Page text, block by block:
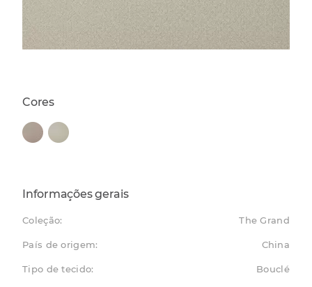
Cores
Informações gerais
Coleção: The Grand
País de origem: China
Tipo de tecido: Bouclé